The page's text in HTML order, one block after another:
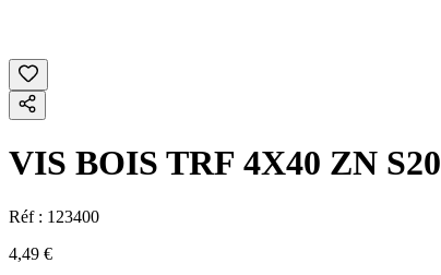
VIS BOIS TRF 4X40 ZN S20
Réf : 123400
4,49 €